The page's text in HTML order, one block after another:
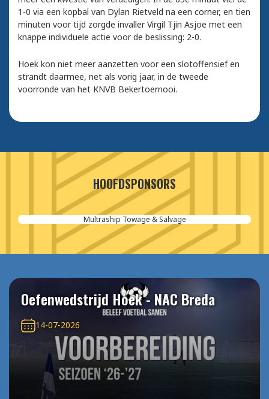
1-0 via een kopbal van Dylan Rietveld na een corner, en tien
minuten voor tijd zorgde invaller Virgil Tjin Asjoe met een
knappe individuele actie voor de beslissing: 2-0.
Hoek kon niet meer aanzetten voor een slotoffensief en
strandt daarmee, net als vorig jaar, in de tweede
voorronde van het KNVB Bekertoernooi.
HOOFDSPONSORS
Multraship Towage & Salvage
Oefenwedstrijd Hoek - NAC Breda
14-07-2026